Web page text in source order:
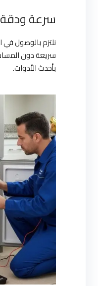
سرعة
نلتزم بالوصول
سريعة دون
بأحدث الأدوات.